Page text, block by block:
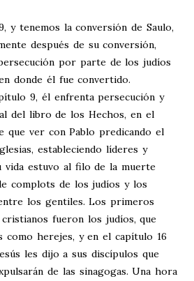
y tenemos la conversión de Saulo,
después de su conversión,
por parte de los judíos
donde él fue convertido.
9, él enfrenta persecución y
del libro de los Hechos, en el
que ver con Pablo predicando el
estableciendo líderes y
vida estuvo al filo de la muerte
complots de los judíos y los
los gentiles. Los primeros
fueron los judíos, que
como herejes, y en el capítulo 16
les dijo a sus discípulos que
de las sinagogas. Una hora